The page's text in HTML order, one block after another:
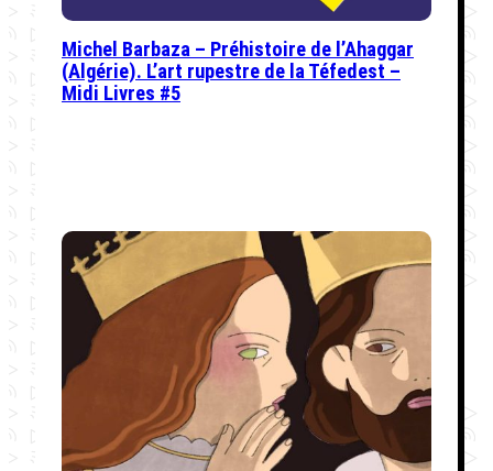
Michel Barbaza – Préhistoire de l’Ahaggar
(Algérie). L’art rupestre de la Téfedest –
Midi Livres #5